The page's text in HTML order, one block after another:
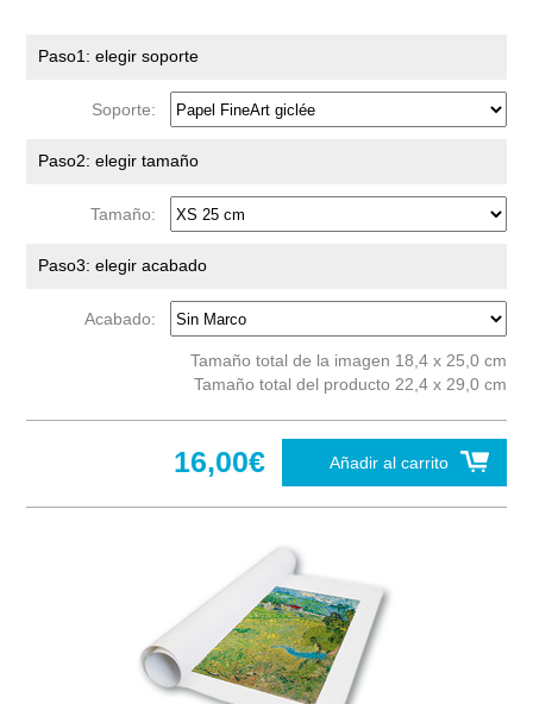
Paso1: elegir soporte
Soporte:
Paso2: elegir tamaño
Tamaño:
Paso3: elegir acabado
Acabado:
Tamaño total de la imagen 18,4 x 25,0 cm
Tamaño total del producto 22,4 x 29,0 cm
Añadir al carrito
16,00€